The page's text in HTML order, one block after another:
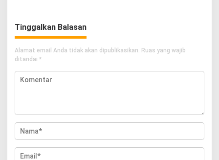
Tinggalkan Balasan
Alamat email Anda tidak akan dipublikasikan. Ruas yang wajib
ditandai *